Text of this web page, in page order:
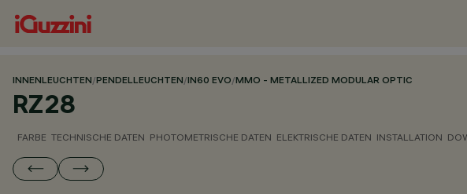
INNENLEUCHTEN/PENDELLEUCHTEN/IN60 EVO/MMO - METALLIZED MODULAR OPTIC
RZ28
FARBE TECHNISCHE DATEN PHOTOMETRISCHE DATEN ELEKTRISCHE DATEN INSTALLATION